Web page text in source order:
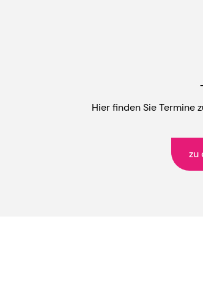
Hier finden Sie Termine
zu